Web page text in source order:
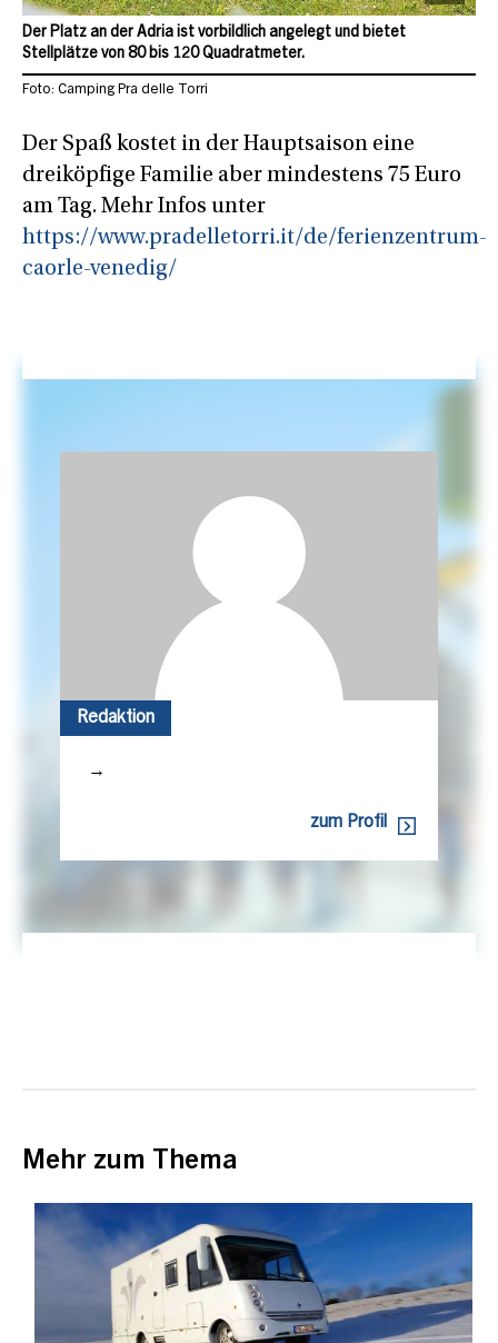
Der Spaß kostet in der Hauptsaison eine
dreiköpfige Familie aber mindestens 75 Euro
am Tag. Mehr Infos unter
https://www.pradelletorri.it/de/ferienzentrum-
caorle-venedig/
Der Platz an der Adria ist vorbildlich angelegt und bietet
Stellplätze von 80 bis 120 Quadratmeter.
Foto: Camping Pra delle Torri
Redaktion
→
zum Profil
Mehr zum Thema